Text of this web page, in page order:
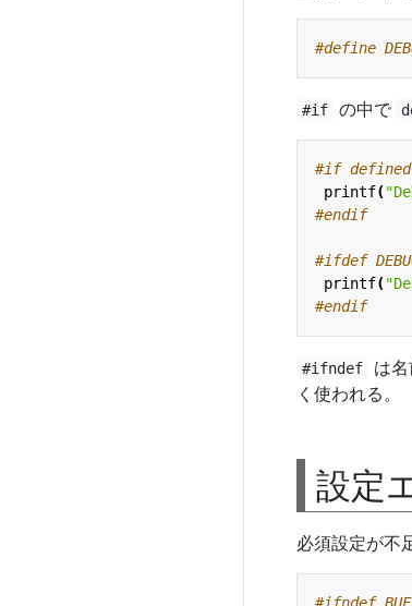
#if の中で
printf(
printf(
#ifndef
は
く使われる。
設定
必須設定が不